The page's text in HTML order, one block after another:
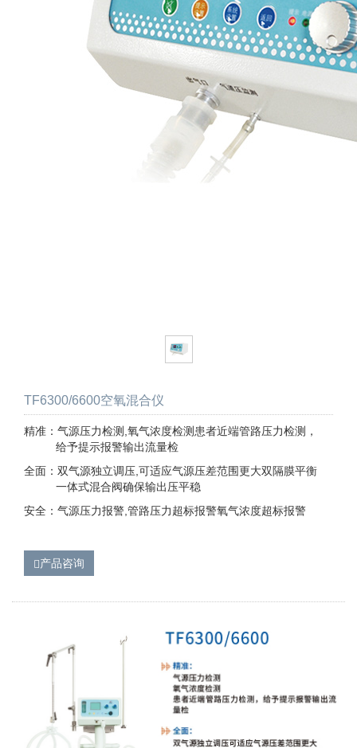
TF6300/6600空氧混合仪
精准：气源压力检测,氧气浓度检测患者近端管路压力检测，
给予提示报警输出流量检
全面：双气源独立调压,可适应气源压差范围更大双隔膜平衡
一体式混合阀确保输出压平稳
安全：气源压力报警,管路压力超标报警氧气浓度超标报警
产品咨询